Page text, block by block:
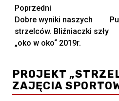
Zobacz
wpisy
Poprzedni
Dobre wyniki naszych
strzelców. Bliźniaczki szły
„oko w oko“ 2019r.
PROJEKT
ZAJĘCIA